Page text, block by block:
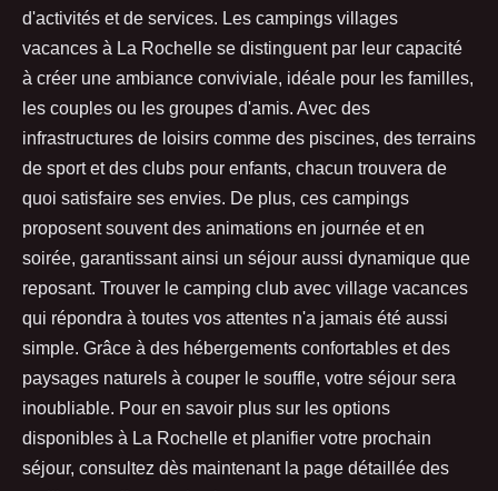
d'activités et de services. Les campings villages
vacances à La Rochelle se distinguent par leur capacité
à créer une ambiance conviviale, idéale pour les familles,
les couples ou les groupes d'amis. Avec des
infrastructures de loisirs comme des piscines, des terrains
de sport et des clubs pour enfants, chacun trouvera de
quoi satisfaire ses envies. De plus, ces campings
proposent souvent des animations en journée et en
soirée, garantissant ainsi un séjour aussi dynamique que
reposant. Trouver le camping club avec village vacances
qui répondra à toutes vos attentes n'a jamais été aussi
simple. Grâce à des hébergements confortables et des
paysages naturels à couper le souffle, votre séjour sera
inoubliable. Pour en savoir plus sur les options
disponibles à La Rochelle et planifier votre prochain
séjour, consultez dès maintenant la page détaillée des